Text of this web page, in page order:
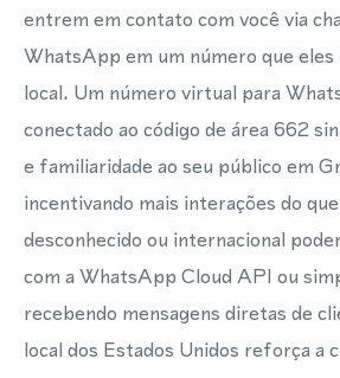
entrem em contato com você via
WhatsApp em um número que eles
local. Um número virtual para
conectado ao código de área 662
e familiaridade ao seu público em
incentivando mais interações do
desconhecido ou internacional
com a WhatsApp Cloud API ou
recebendo mensagens diretas de
local dos Estados Unidos reforça a